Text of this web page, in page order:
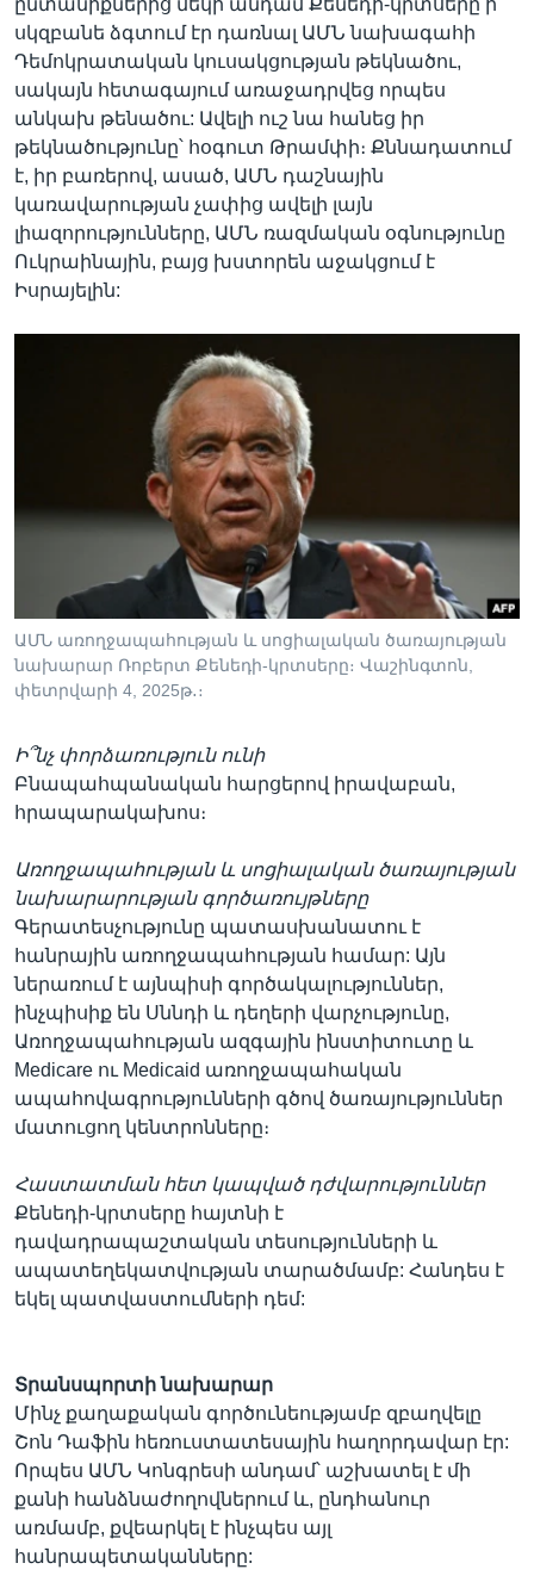
ընտանիքներից մեկի անդամ Քենեդի-կրտսերը ի
սկզբանե ձգտում էր դառնալ ԱՄՆ նախագահի
Դեմոկրատական կուսակցության թեկնածու,
սակայն հետագայում առաջադրվեց որպես
անկախ թենածու: Ավելի ուշ նա հանեց իր
թեկնածությունը՝ հօգուտ Թրամփի։ Քննադատում
է, իր բառերով, ասած, ԱՄՆ դաշնային
կառավարության չափից ավելի լայն
լիազորությունները, ԱՄՆ ռազմական օգնությունը
Ուկրաինային, բայց խստորեն աջակցում է
Իսրայելին:
ԱՄՆ առողջապահության և սոցիալական ծառայության
նախարար Ռոբերտ Քենեդի-կրտսերը։ Վաշինգտոն,
փետրվարի 4, 2025թ․։
Ի՞նչ փորձառություն ունի
Բնապահպանական հարցերով իրավաբան,
հրապարակախոս։
Առողջապահության և սոցիալական ծառայության
նախարարության գործառույթները
Գերատեսչությունը պատասխանատու է
հանրային առողջապահության համար: Այն
ներառում է այնպիսի գործակալություններ,
ինչպիսիք են Սննդի և դեղերի վարչությունը,
Առողջապահության ազգային ինստիտուտը և
Medicare ու Medicaid առողջապահական
ապահովագրությունների գծով ծառայություններ
մատուցող կենտրոնները։
Հաստատման հետ կապված դժվարություններ
Քենեդի-կրտսերը հայտնի է
դավադրապաշտական տեսությունների և
ապատեղեկատվության տարածմամբ: Հանդես է
եկել պատվաստումների դեմ:
Տրանսպորտի նախարար
Մինչ քաղաքական գործունեությամբ զբաղվելը
Շոն Դաֆին հեռուստատեսային հաղորդավար էր:
Որպես ԱՄՆ Կոնգրեսի անդամ՝ աշխատել է մի
քանի հանձնաժողովներում և, ընդհանուր
առմամբ, քվեարկել է ինչպես այլ
հանրապետականները: